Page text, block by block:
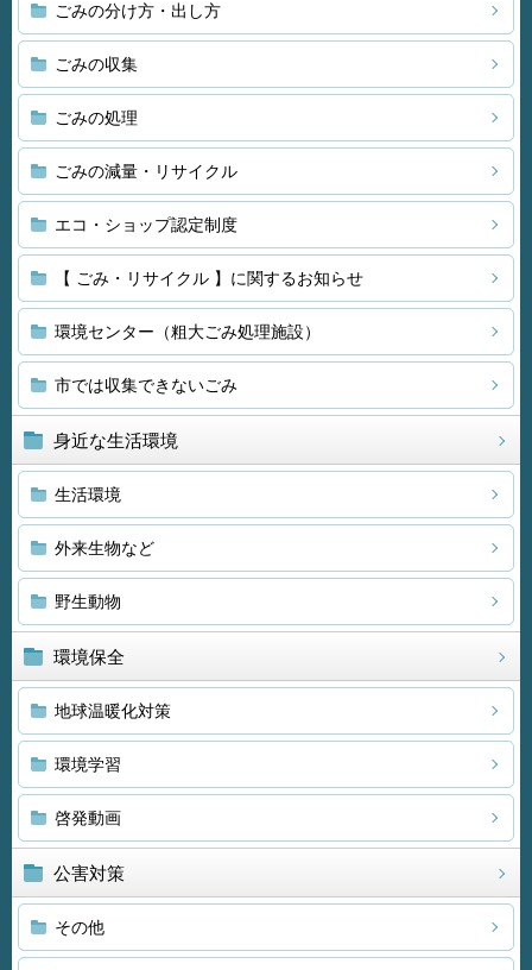
ごみの分け方・出し方
ごみの収集
ごみの処理
ごみの減量・リサイクル
エコ・ショップ認定制度
【 ごみ・リサイクル 】に関するお知らせ
環境センター（粗大ごみ処理施設）
市では収集できないごみ
身近な生活環境
生活環境
外来生物など
野生動物
環境保全
地球温暖化対策
環境学習
啓発動画
公害対策
その他